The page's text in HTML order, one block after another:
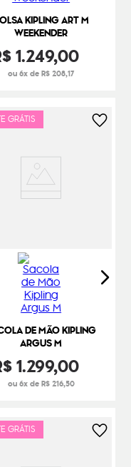
KIPLING ART M
WEEKENDER
1.249,00
ou 6x de R$ 208,17
GRÁTIS
DE MÃO KIPLING
ARGUS M
1.299,00
ou 6x de R$ 216,50
GRÁTIS